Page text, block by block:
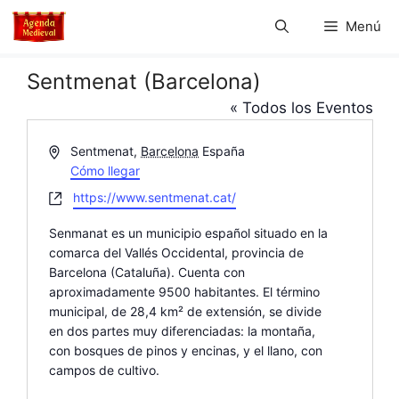
Saltar
Menú
Sentmenat (Barcelona)
« Todos los Eventos
D
r
e
c
c
i
ó
n
Sentmenat, Barcelona España
Cómo llegar
W
b
s
i
t
e
https://www.sentmenat.cat/
Senmanat es un municipio español situado en la
comarca del Vallés Occidental, provincia de
Barcelona (Cataluña). Cuenta con
aproximadamente 9500 habitantes. El término
municipal, de 28,4 km² de extensión, se divide
en dos partes muy diferenciadas: la montaña,
con bosques de pinos y encinas, y el llano, con
campos de cultivo.